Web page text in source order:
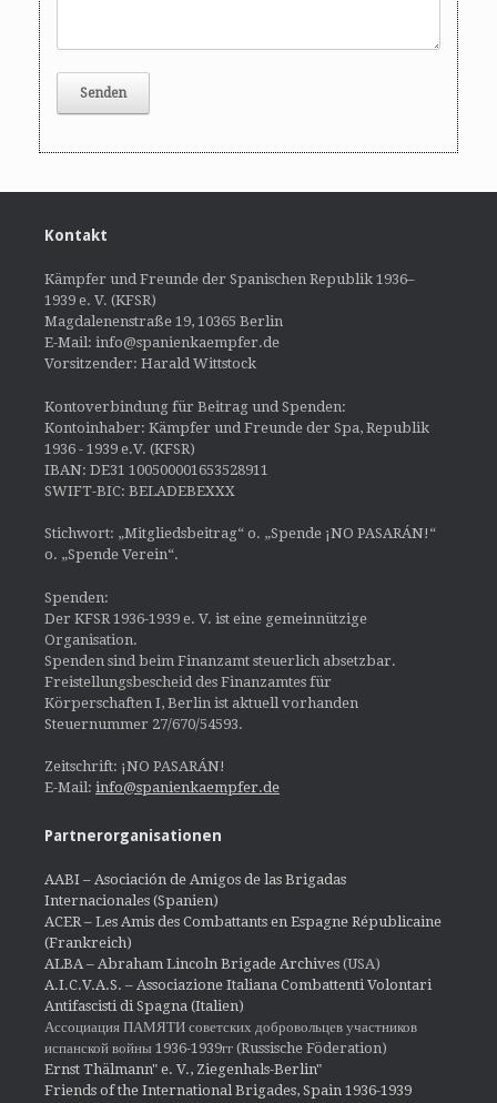
Kontakt
Kämpfer und Freunde der Spanischen Republik 1936–
1939 e. V. (KFSR)
Magdalenenstraße 19, 10365 Berlin
E-Mail: info@spanienkaempfer.de
Vorsitzender: Harald Wittstock
Kontoverbindung für Beitrag und Spenden:
Kontoinhaber: Kämpfer und Freunde der Spa, Republik
1936 - 1939 e.V. (KFSR)
IBAN: DE31 100500001653528911
SWIFT-BIC: BELADEBEXXX
Stichwort: „Mitgliedsbeitrag“ o. „Spende ¡NO PASARÁN!“
o. „Spende Verein“.
Spenden:
Der KFSR 1936-1939 e. V. ist eine gemeinnützige
Organisation.
Spenden sind beim Finanzamt steuerlich absetzbar.
Freistellungsbescheid des Finanzamtes für
Körperschaften I, Berlin ist aktuell vorhanden
Steuernummer 27/670/54593.
Zeitschrift: ¡NO PASARÁN!
E-Mail: info@spanienkaempfer.de
Partnerorganisationen
AABI – Asociación de Amigos de las Brigadas
Internacionales (Spanien)
ACER – Les Amis des Combattants en Espagne Républicaine
(Frankreich)
ALBA – Abraham Lincoln Brigade Archives (USA)
A.I.C.V.A.S. – Associazione Italiana Combattenti Volontari
Antifascisti di Spagna (Italien)
Ассоциация ПАМЯТИ советских добровольцев участников
испанской войны 1936-1939гг (Russische Föderation)
Ernst Thälmann" e. V., Ziegenhals-Berlin"
Friends of the International Brigades, Spain 1936-1939